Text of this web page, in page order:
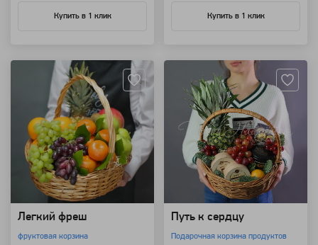
Купить в 1 клик Купить в 1 клик
Легкий фреш
фруктовая корзина
Путь к сердцу
Подарочная корзина продуктов